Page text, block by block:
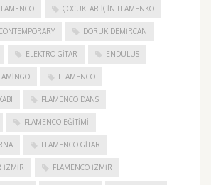
ÇOCUKLAR IÇIN FLAMENKO
DORUK DEMIRCAN
ELEKTRO GITAR ENDÜLÜS
FLAMENCO
FLAMENCO DANS
FLAMENCO EĞITIMI
FLAMENCO GITAR
İZMIR FLAMENCO IZMIR